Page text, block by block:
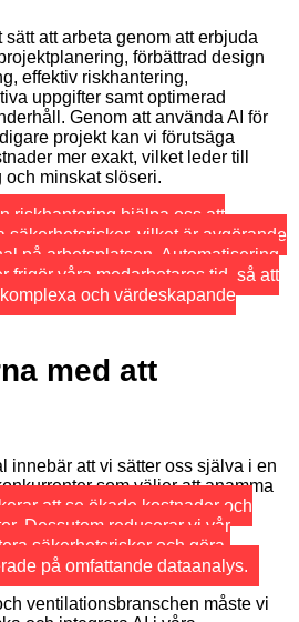
att arbeta genom att erbjuda
förbättrad design
effektiv riskhantering,
uppgifter samt optimerad
Genom att använda AI för
projekt kan vi förutsäga
mer exakt, vilket leder till
och minskat slöseri.
riskhantering hjälpa oss att
säkerhetsrisker, vilket är avgörande
på arbetsplatsen. Automatisering
frigör våra medarbetares tid, så att
och värdeskapande
med att
innebär att vi sätter oss själva i en
som väljer att anamma
att se ökade kostnader och
Dessutom reducerar vi vår
säkerhetsrisker och göra
på omfattande dataanalys.
ventilationsbranschen måste vi